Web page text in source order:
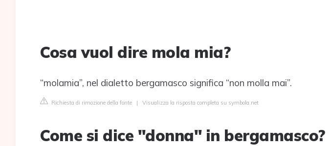
Cosa vuol dire mola mia?
“molamia”, nel dialetto bergamasco significa “non molla mai”.
Richiesta di rimozione della fonte | Visualizza la risposta completa su symbola.net
Come si dice "donna" in bergamasco?